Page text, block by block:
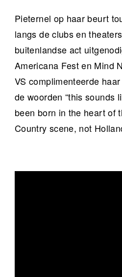
Pieternel op haar beurt
langs de clubs en
buitenlandse act
Americana Fest en Mind
VS complimenteerde
de woorden “this sounds
been born in the heart of
Country scene, not